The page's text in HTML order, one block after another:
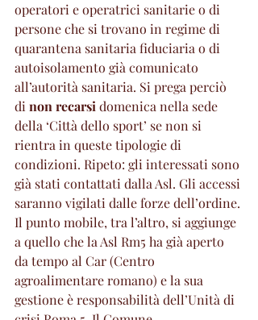
operatori e operatrici sanitarie o di
persone che si trovano in regime di
quarantena sanitaria fiduciaria o di
autoisolamento già comunicato
all’autorità sanitaria. Si prega perciò
di non recarsi domenica nella sede
della ‘Città dello sport’ se non si
rientra in queste tipologie di
condizioni. Ripeto: gli interessati sono
già stati contattati dalla Asl. Gli accessi
saranno vigilati dalle forze dell’ordine.
Il punto mobile, tra l’altro, si aggiunge
a quello che la Asl Rm5 ha già aperto
da tempo al Car (Centro
agroalimentare romano) e la sua
gestione è responsabilità dell’Unità di